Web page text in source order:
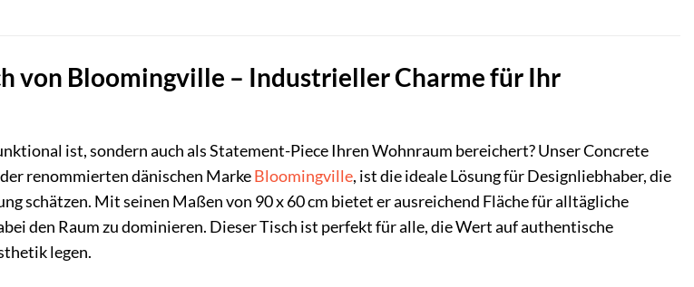
von Bloomingville – Industrieller Charme für Ihr
ist, sondern auch als Statement-Piece Ihren Wohnraum bereichert? Unser Concrete
renommierten dänischen MarkeBloomingville, ist die ideale Lösung für Designliebhaber, die
schätzen. Mit seinen Maßen von 90 x 60 cm bietet er ausreichend Fläche für alltägliche
den Raum zu dominieren. Dieser Tisch ist perfekt für alle, die Wert auf authentische
legen.